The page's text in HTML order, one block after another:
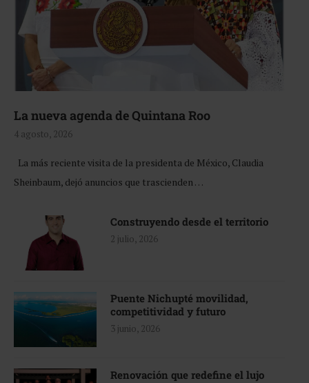
La nueva agenda de Quintana Roo
4 agosto, 2026
La más reciente visita de la presidenta de México, Claudia
Sheinbaum, dejó anuncios que trascienden …
Construyendo desde el territorio
2 julio, 2026
Puente Nichupté movilidad,
competitividad y futuro
3 junio, 2026
Renovación que redefine el lujo